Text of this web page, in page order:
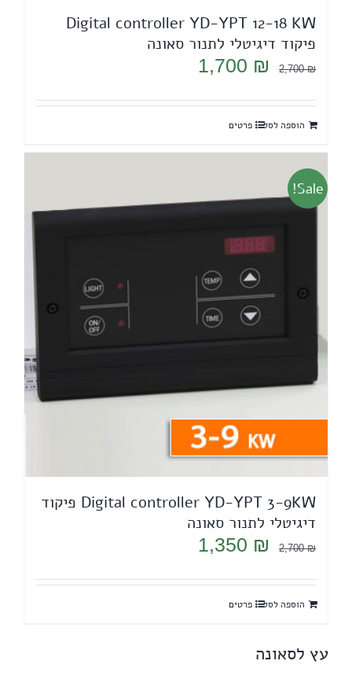
Digital controller YD-YPT 12-18 KW
פיקוד דיגיטלי לתנור סאונה
2,700₪
המחיר
היה:
2,700 ₪.
1,700 ₪
הוא:
הוספה לסל פרטים
Sale!
Digital controller YD-YPT 3-9KW פיקוד
דיגיטלי לתנור סאונה
2,700₪
המחיר
היה:
2,700 ₪.
1,350 ₪
הוא:
הוספה לסל פרטים
עץ לסאונה